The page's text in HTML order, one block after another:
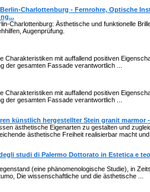
Charlottenburg - Fernrohre, Optische
Charlottenburg: Ästhetische und funktionelle
Augenprüfung.
Charakteristiken mit auffallend positiven
der gesamten Fassade verantwortlich ...
Charakteristiken mit auffallend positiven
der gesamten Fassade verantwortlich ...
künstlich hergestellter Stein granit marmor
ästhetische Eigenarten zu gestalten und
ästhetische Freiheit realisierbar macht und
studi di Palermo Dottorato in Estetica e
(eine phänomenologische Studie), in
Die wissenschaftliche und die ästhetische ...